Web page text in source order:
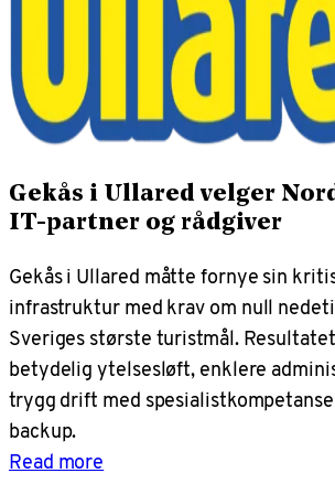
Gekås i Ullared velger
IT-partner og rådgiver
Gekås i Ullared måtte fornye sin
infrastruktur med krav om null
Sveriges største turistmål.
betydelig ytelsesløft, enklere
trygg drift med
backup.
Read more